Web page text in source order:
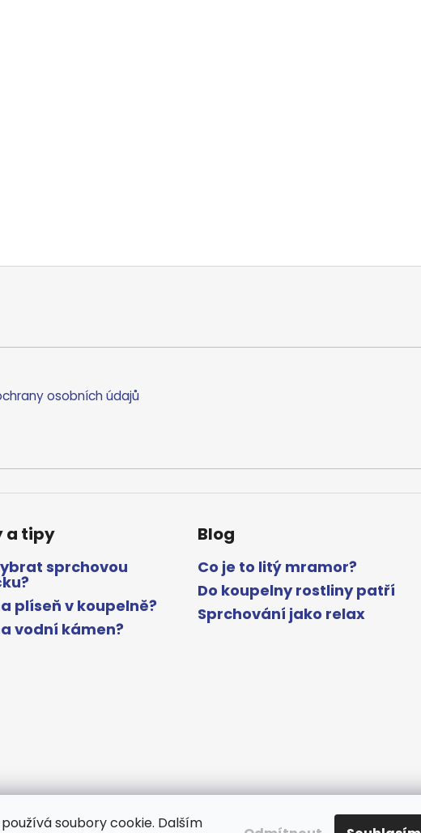
soubory cookie. Dalším
osobních údajů
a tipy
sprchovou
plíseň v koupelně?
vodní kámen?
Blog
Co je to litý mramor?
Do koupelny rostliny patří
Sprchování jako relax